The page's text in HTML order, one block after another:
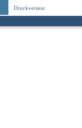
Druckversion